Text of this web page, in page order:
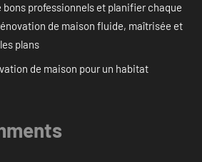
bons professionnels et planifier chaque
de maison fluide, maîtrisée et
plans
de maison pour un habitat